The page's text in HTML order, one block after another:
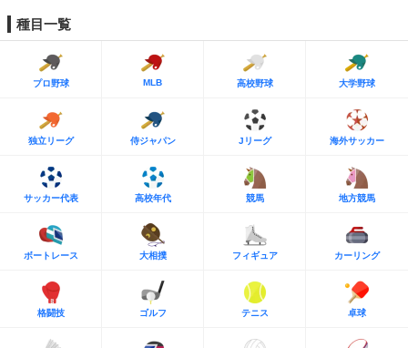
種目一覧
プロ野球 MLB 高校野球 大学野球
独立リーグ 侍ジャパン Jリーグ 海外サッカー
サッカー代表 高校年代 競馬 地方競馬
ボートレース 大相撲 フィギュア カーリング
格闘技 ゴルフ テニス 卓球